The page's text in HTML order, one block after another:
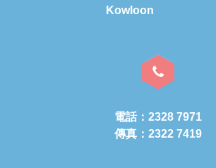
Kowloon
電話：2328 7971
傳真：2322 7419